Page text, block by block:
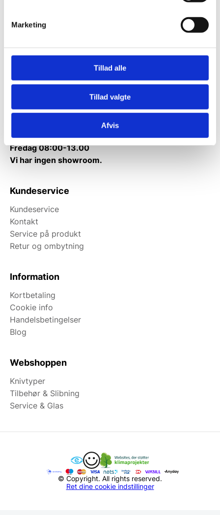
Marketing
Tillad alle
Tillad valgte
Afvis
7430 Ikast
Telefon træffetid:
Mandag til torsdag: 10:00 – 14:00.
man-torsdag fra 08:00-16:00.
Fredag 08:00-13.00
Vi har ingen showroom.
Kundeservice
Kundeservice
Kontakt
Service på produkt
Retur og ombytning
Information
Kortbetaling
Cookie info
Handelsbetingelser
Blog
Webshoppen
Knivtyper
Tilbehør & Slibning
Service & Glas
© Copyright. All rights reserved.
Ret dine cookie indstillinger